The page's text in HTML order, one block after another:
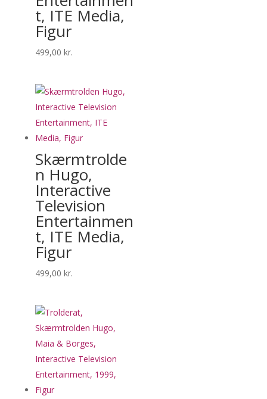
t, ITE Media,
Figur
499,00 kr.
Skærmtrolde
n Hugo,
Interactive
Television
Entertainmen
t, ITE Media,
Figur
499,00 kr.